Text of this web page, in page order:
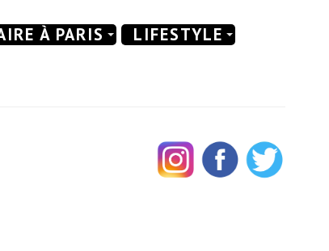
À PARIS
LIFESTYLE